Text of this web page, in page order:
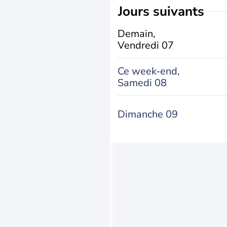
jours suivants
Demain,
Vendredi 07
Ce week-end,
Samedi 08
Dimanche 09